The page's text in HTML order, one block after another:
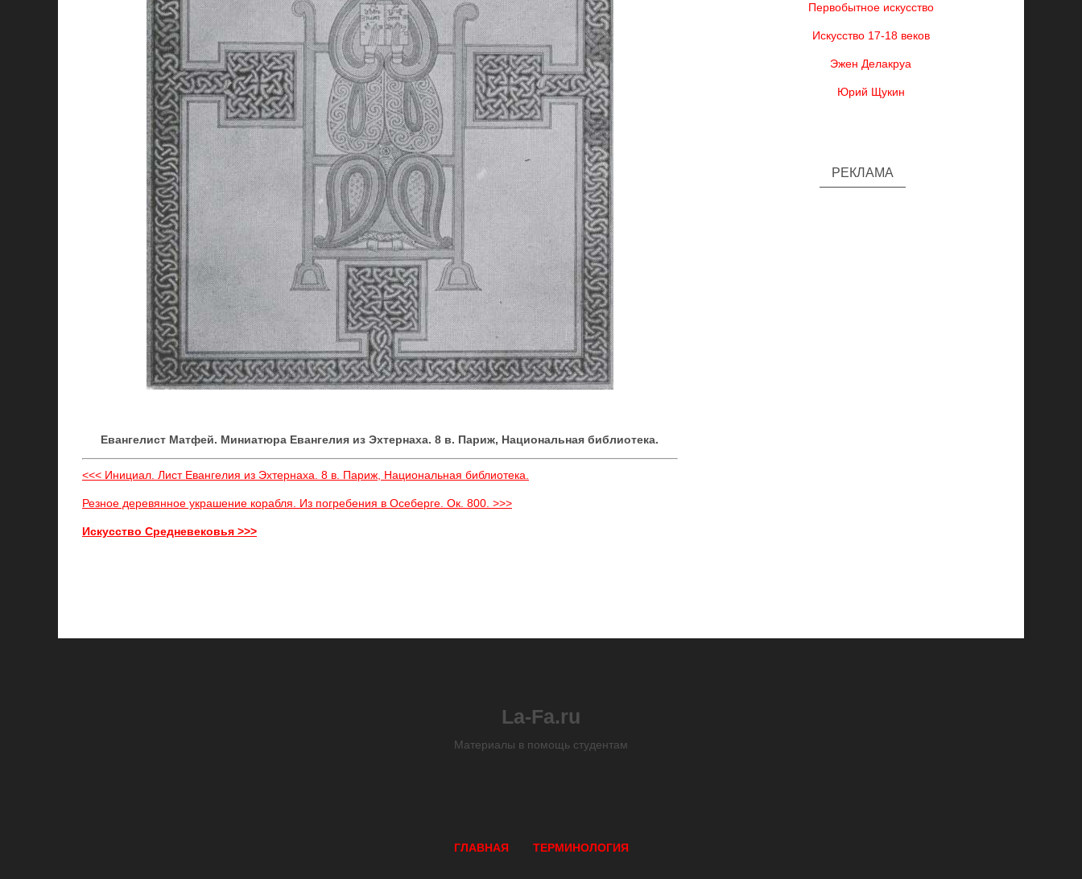
Евангелист Матфей. Миниатюра Евангелия из Эхтернаха. 8 в. Париж, Национальная библиотека.
<<< Инициал. Лист Евангелия из Эхтернаха. 8 в. Париж, Национальная библиотека.
Резное деревянное украшение корабля. Из погребения в Осеберге. Ок. 800. >>>
Искусство Средневековья >>>
Первобытное искусство
Искусство 17-18 веков
Эжен Делакруа
Юрий Щукин
РЕКЛАМА
La-Fa.ru
Материалы в помощь студентам
ГЛАВНАЯ ТЕРМИНОЛОГИЯ